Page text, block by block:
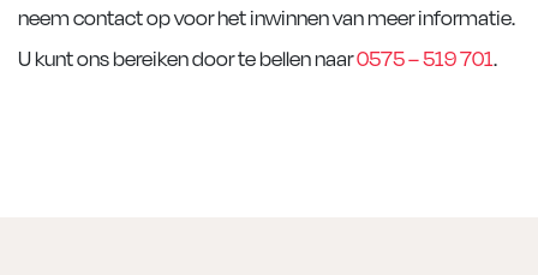
neem contact op voor het inwinnen van meer informatie.
U kunt ons bereiken door te bellen naar0575 – 519 701.